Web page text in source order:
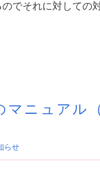
でそれに対しての
ニュアル
らせ